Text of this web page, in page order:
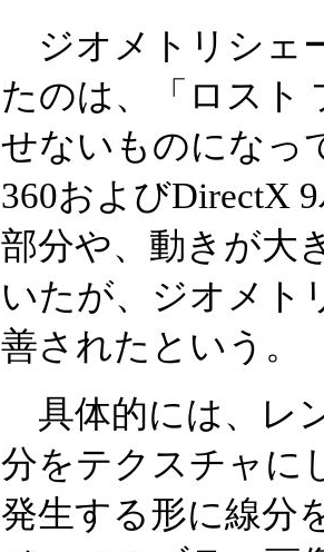
ジオメトリシェ
たのは、「ロスト
せないものになっ
360およびDirectX
部分や、動きが大
いたが、ジオメト
善されたという。
具体的には、レ
分をテクスチャに
発生する形に線分